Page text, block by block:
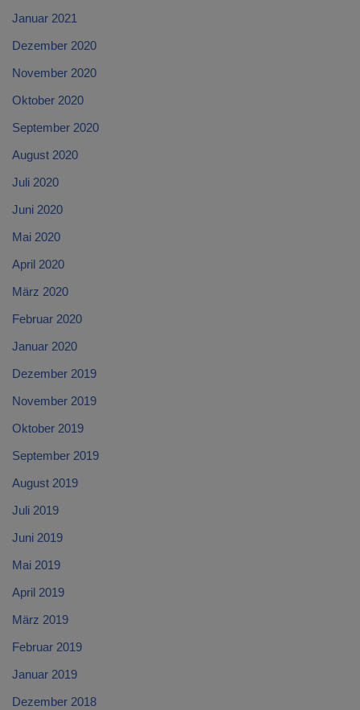
Januar 2021
Dezember 2020
November 2020
Oktober 2020
September 2020
August 2020
Juli 2020
Juni 2020
Mai 2020
April 2020
März 2020
Februar 2020
Januar 2020
Dezember 2019
November 2019
Oktober 2019
September 2019
August 2019
Juli 2019
Juni 2019
Mai 2019
April 2019
März 2019
Februar 2019
Januar 2019
Dezember 2018